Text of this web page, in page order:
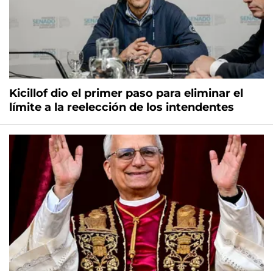
Kicillof dio el primer paso para eliminar el
límite a la reelección de los intendentes